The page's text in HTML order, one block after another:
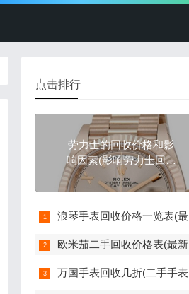
点击排行
劳力士的回收价格和影
响因素(影响劳力士回收
价格的因素)
浪琴手表回收价格一览表(最新版)
欧米茄二手回收价格表(最新欧米茄手表回收价格参考)
万国手表回收几折(二手手表回收价格如何评估)